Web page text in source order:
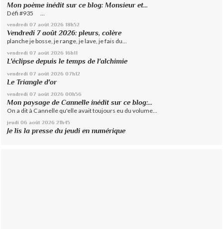
Mon poème inédit sur ce blog: Monsieur et...
Défi #935 ...
vendredi 07 août 2026 18h52
Vendredi 7 août 2026: pleurs, colère
planche je bosse, je range, je lave, je fais du...
vendredi 07 août 2026 16h11
L'éclipse depuis le temps de l'alchimie
vendredi 07 août 2026 07h12
Le Triangle d'or
vendredi 07 août 2026 00h56
Mon paysage de Cannelle inédit sur ce blog:...
On a dit à Cannelle qu'elle avait toujours eu du volume...
jeudi 06 août 2026 21h45
Je lis la presse du jeudi en numérique